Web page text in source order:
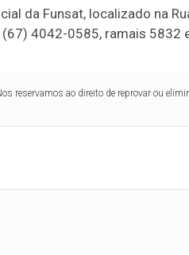
da Funsat, localizado na
4042-0585, ramais 5832
reservamos ao direito de reprovar ou